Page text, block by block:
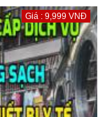
Giá : 9,999 VNĐ